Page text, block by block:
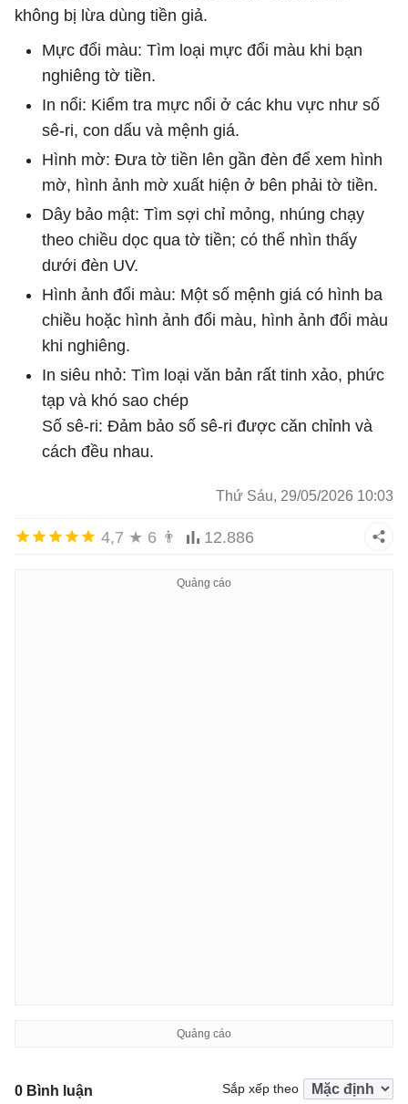
không bị lừa dùng tiền giả.
Mực đổi màu: Tìm loại mực đổi màu khi bạn
nghiêng tờ tiền.
In nổi: Kiểm tra mực nổi ở các khu vực như số
sê-ri, con dấu và mệnh giá.
Hình mờ: Đưa tờ tiền lên gần đèn để xem hình
mờ, hình ảnh mờ xuất hiện ở bên phải tờ tiền.
Dây bảo mật: Tìm sợi chỉ mỏng, nhúng chạy
theo chiều dọc qua tờ tiền; có thể nhìn thấy
dưới đèn UV.
Hình ảnh đổi màu: Một số mệnh giá có hình ba
chiều hoặc hình ảnh đổi màu, hình ảnh đổi màu
khi nghiêng.
In siêu nhỏ: Tìm loại văn bản rất tinh xảo, phức
tạp và khó sao chép
Số sê-ri: Đảm bảo số sê-ri được căn chỉnh và
cách đều nhau.
Thứ Sáu, 29/05/2026 10:03
4,7 ★ 6 👨 12.886
0 Bình luận Sắp xếp theo